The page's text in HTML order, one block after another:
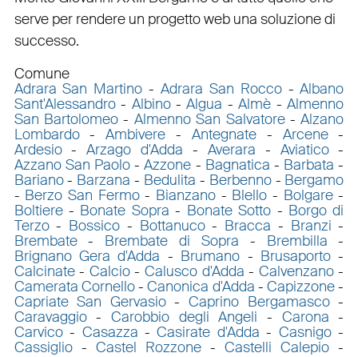
serve per rendere un progetto web una soluzione di
successo.
Comune
Adrara San Martino - Adrara San Rocco-Albano
Sant'Alessandro- Albino-Algua -Almè -Almenno
San Bartolomeo- Almenno San Salvatore-Alzano
Lombardo-Ambivere - Antegnate- Arcene-
Ardesio-Arzago d'Adda - Averara - Aviatico-
Azzano San Paolo-Azzone - Bagnatica - Barbata -
Bariano- Barzana - Bedulita - Berbenno- Bergamo
- Berzo San Fermo- Bianzano- Blello - Bolgare-
Boltiere- Bonate Sopra - Bonate Sotto - Borgo di
Terzo- Bossico - Bottanuco- Bracca - Branzi -
Brembate- Brembate di Sopra - Brembilla -
Brignano Gera d'Adda - Brumano - Brusaporto -
Calcinate- Calcio- Calusco d'Adda - Calvenzano-
Camerata Cornello-Canonica d'Adda -Capizzone-
Capriate San Gervasio-Caprino Bergamasco-
Caravaggio- Carobbio degli Angeli - Carona -
Carvico- Casazza -Casirate d'Adda - Casnigo-
Cassiglio- Castel Rozzone-Castelli Calepio -